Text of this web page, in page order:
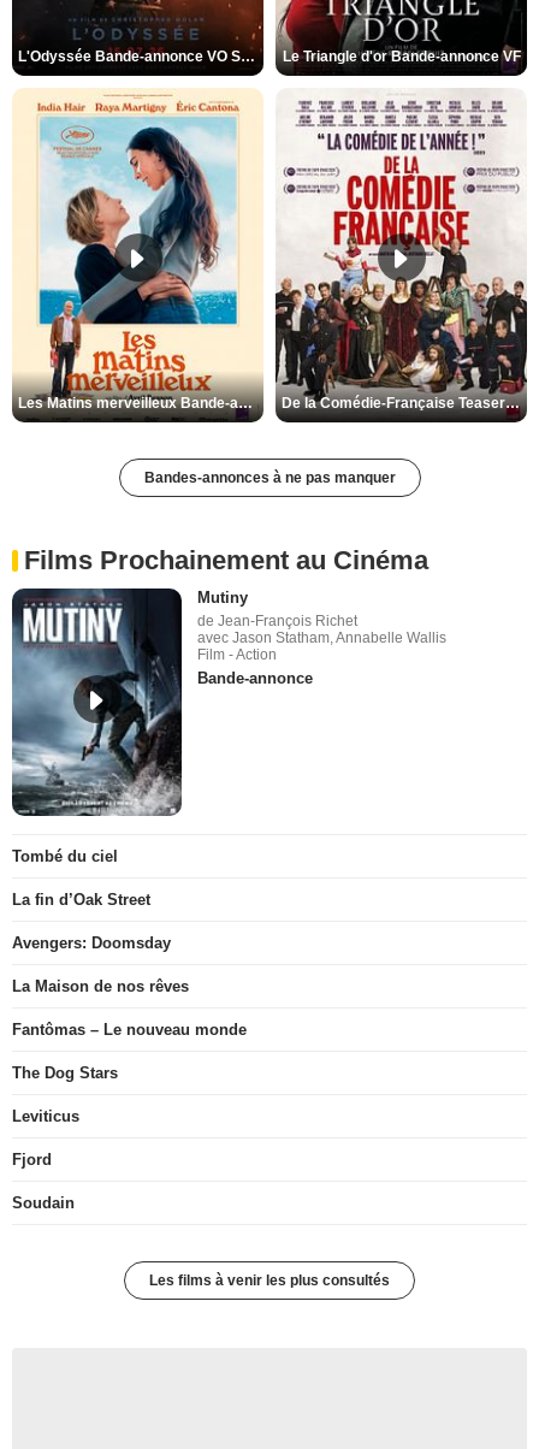
L'Odyssée Bande-annonce VO STFR Le Triangle d'or Bande-annonce VF
Les Matins merveilleux Bande-annonce VF De la Comédie-Française Teaser VF
Bandes-annonces à ne pas manquer
Films Prochainement au Cinéma
Mutiny
de Jean-François Richet
avec Jason Statham, Annabelle Wallis
Film - Action
Bande-annonce
Tombé du ciel
La fin d’Oak Street
Avengers: Doomsday
La Maison de nos rêves
Fantômas – Le nouveau monde
The Dog Stars
Leviticus
Fjord
Soudain
Les films à venir les plus consultés